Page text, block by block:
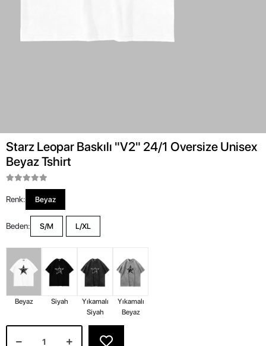
Starz Leopar Baskılı "V2" 24/1 Oversize Unisex
Beyaz Tshirt
Renk: Beyaz
Beden: S/M L/XL
Beyaz Siyah
Yıkamalı
Siyah
Yıkamalı
Beyaz